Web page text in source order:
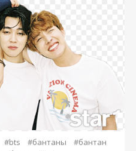
#bts #бантаны
#бантан